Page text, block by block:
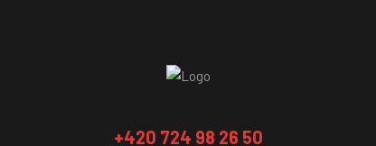
+420 724 98 26 50